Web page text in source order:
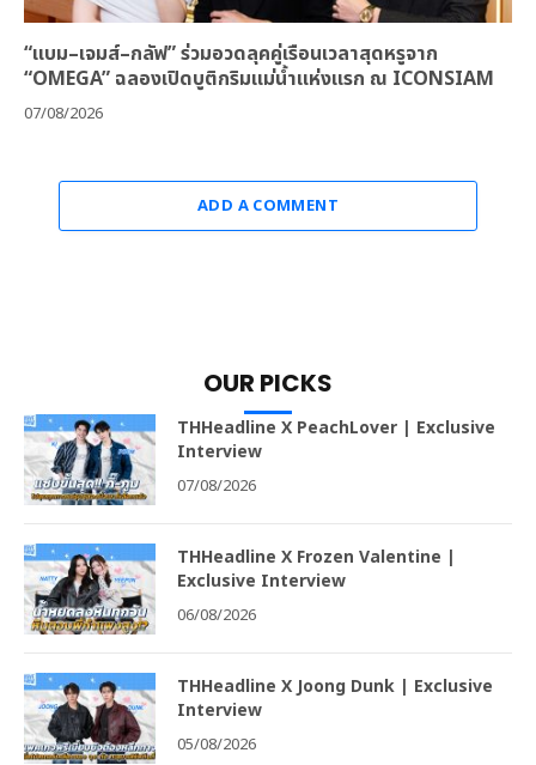
“แบม–เจมส์–กลัฟ” ร่วมอวดลุคคู่เรือนเวลาสุดหรูจาก
“OMEGA” ฉลองเปิดบูติกริมแม่น้ำแห่งแรก ณ ICONSIAM
07/08/2026
ADD A COMMENT
OUR PICKS
THHeadline X PeachLover | Exclusive
Interview
07/08/2026
THHeadline X Frozen Valentine |
Exclusive Interview
06/08/2026
THHeadline X Joong Dunk | Exclusive
Interview
05/08/2026